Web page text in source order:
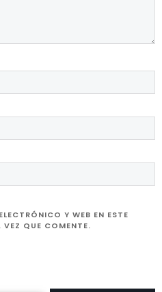
Y WEB EN ESTE
QUE COMENTE.